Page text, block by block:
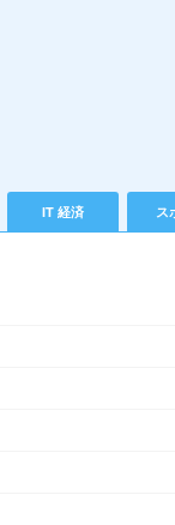
IT 経済 ス